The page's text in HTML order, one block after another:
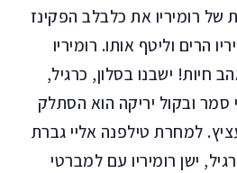
של רומיריו את כלבלב הפקינז
הרים וליטף אותו. רומיריו
חיות! ישבנו בסלון, כרגיל,
סמר ובקול יריקה הוא הסתלק
למחרת טילפנה אליי גברת
ישן רומיריו עם למברטי